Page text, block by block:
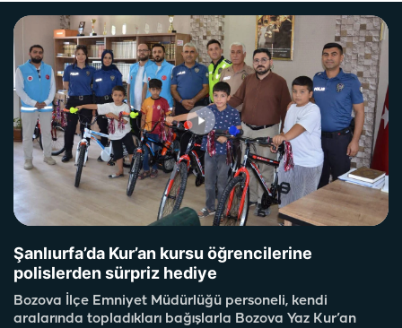
Şanlıurfa’da Kur’an kursu öğrencilerine
polislerden sürpriz hediye
Bozova İlçe Emniyet Müdürlüğü personeli, kendi
aralarında topladıkları bağışlarla Bozova Yaz Kur’an